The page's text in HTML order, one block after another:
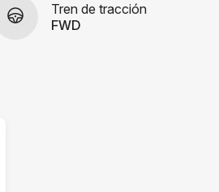
Tren de tracción
FWD